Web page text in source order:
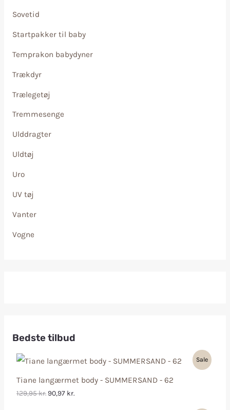
Sovetid
Startpakker til baby
Temprakon babydyner
Trækdyr
Trælegetøj
Tremmesenge
Ulddragter
Uldtøj
Uro
UV tøj
Vanter
Vogne
Bedste tilbud
Tiane langærmet body - SUMMERSAND - 62
Sale
129,95kr. 90,97 kr.